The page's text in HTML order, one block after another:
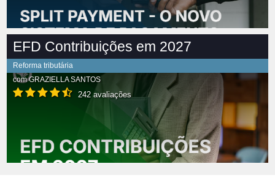
EFD Contribuições em 2027
Reforma tributária
comGRAZIELLA SANTOS
242 avaliações